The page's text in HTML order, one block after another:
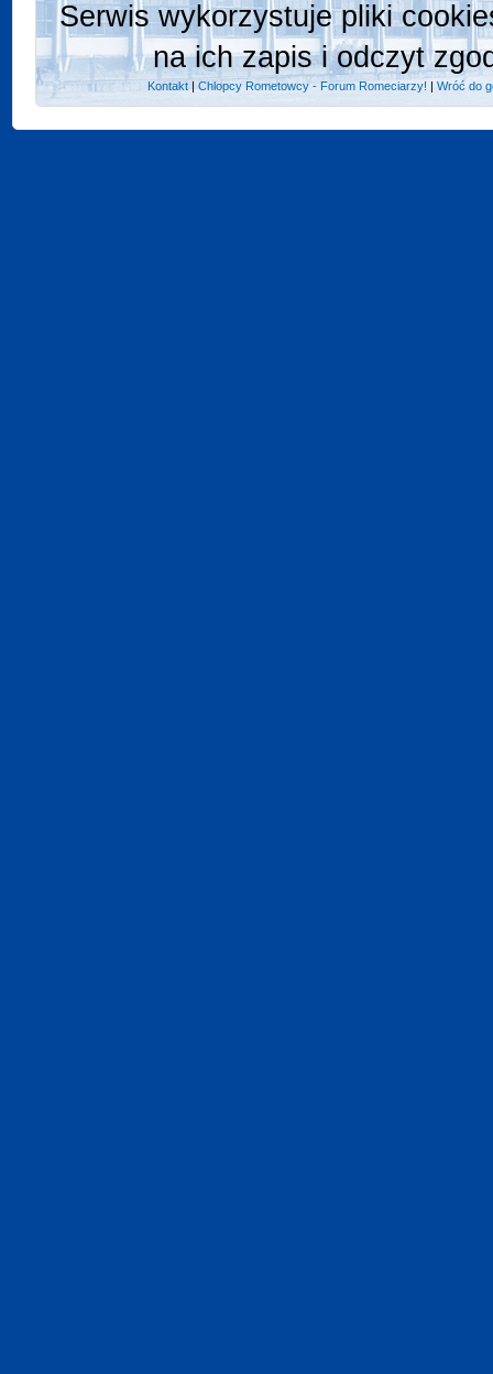
Serwis wykorzystuje pliki
na ich zapis i odczyt
Kontakt |Chlopcy Rometowcy - Forum Romeciarzy! |Wróć do